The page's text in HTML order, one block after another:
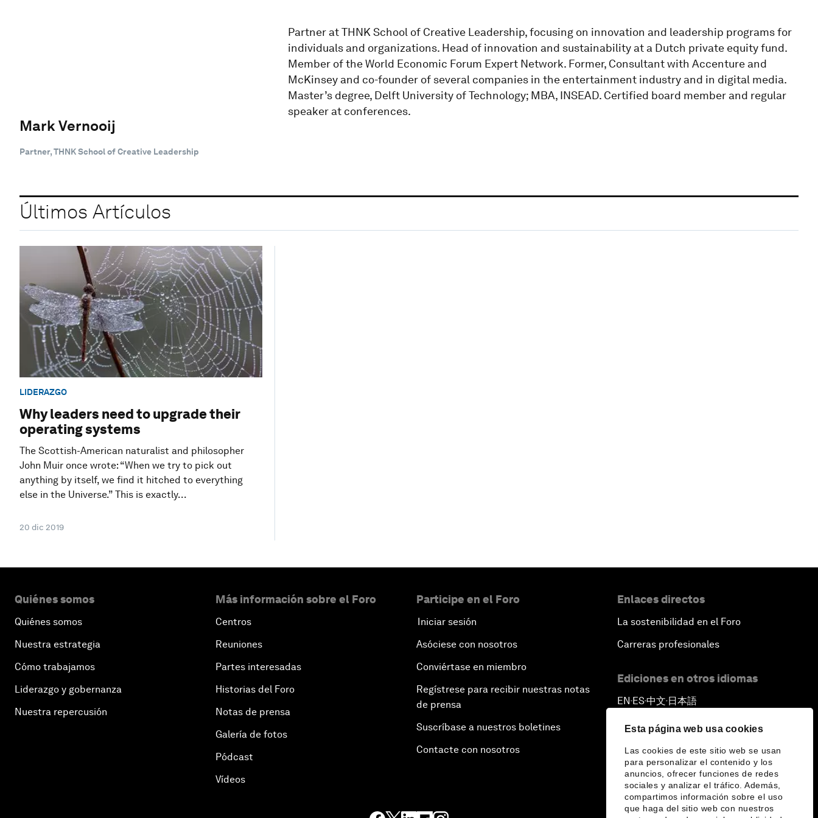
Esta página web usa cookies
Las cookies de este sitio web se usan
para personalizar el contenido y los
anuncios, ofrecer funciones de redes
sociales y analizar el tráfico. Además,
compartimos información sobre el uso
que haga del sitio web con nuestros
Mark Vernooij
Partner, THNK School of Creative Leadership
Partner at THNK School of Creative Leadership, focusing on innovation and leadership programs for
individuals and organizations. Head of innovation and sustainability at a Dutch private equity fund.
Member of the World Economic Forum Expert Network. Former, Consultant with Accenture and
McKinsey and co-founder of several companies in the entertainment industry and in digital media.
Master’s degree, Delft University of Technology; MBA, INSEAD. Certified board member and regular
speaker at conferences.
Últimos Artículos
LIDERAZGO
Why leaders need to upgrade their
operating systems
The Scottish-American naturalist and philosopher
John Muir once wrote: “When we try to pick out
anything by itself, we find it hitched to everything
else in the Universe.” This is exactly...
20 dic 2019
Quiénes somos
Quiénes somos
Nuestra estrategia
Cómo trabajamos
Liderazgo y gobernanza
Nuestra repercusión
Más información sobre el Foro
Centros
Reuniones
Partes interesadas
Historias del Foro
Notas de prensa
Galería de fotos
Pódcast
Vídeos
Participe en el Foro
Iniciar sesión
Asóciese con nosotros
Conviértase en miembro
Regístrese para recibir nuestras notas
de prensa
Suscríbase a nuestros boletines
Contacte con nosotros
Enlaces directos
La sostenibilidad en el Foro
Carreras profesionales
Ediciones en otros idiomas
EN ▪ ES▪中文▪ 日本語